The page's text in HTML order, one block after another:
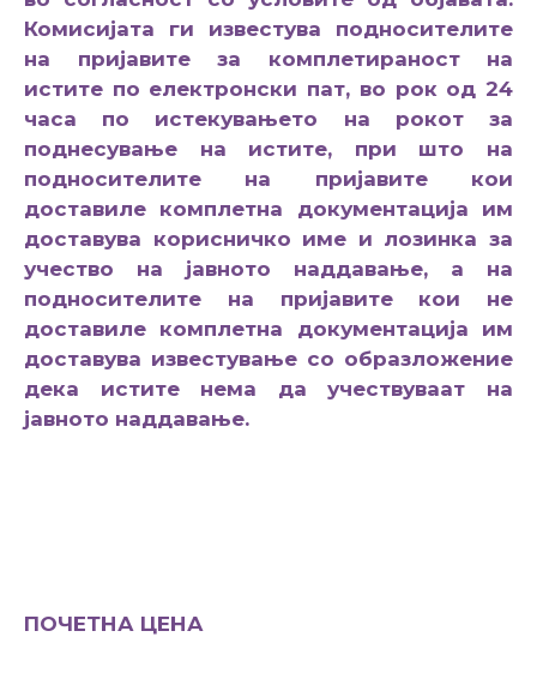
Комисијата ги известува подносителите
на пријавите за комплетираност на
истите по електронски пат, во рок од 24
часа по истекувањето на рокот за
поднесување на истите, при што на
подносителите на пријавите кои
доставиле комплетна документација им
доставува корисничко име и лозинка за
учество на јавното наддавање, а на
подносителите на пријавите кои не
доставиле комплетна документација им
доставува известување со образложение
дека истите нема да учествуваат на
јавното наддавање.
ПОЧЕТНА ЦЕНА